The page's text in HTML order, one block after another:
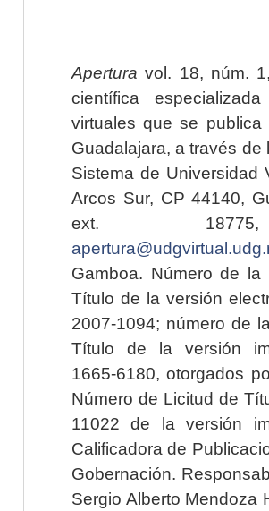
Apertura vol. 18, núm.
científica
virtuales que se
Guadalajara, a través
Sistema de Universidad
Arcos Sur, CP 44140,
ext.
Gamboa. Número de
Título de la versión
2007-1094; número de
Título de la versión
1665-6180, otorgados
Número de Licitud de
11022 de la versión
Calificadora de
Gobernación.
Sergio Alberto Mendoza